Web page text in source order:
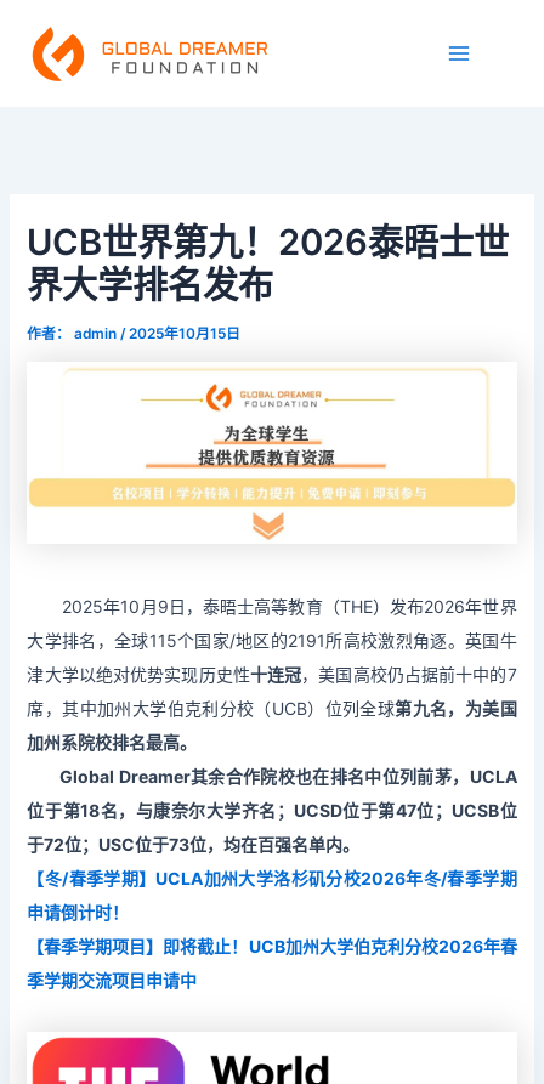
Menu
UCB世界第九！2026泰晤士世
界大学排名发布
作者： admin/2025年10月15日
2025年10月9日，泰晤士高等教育（THE）发布2026年世界
大学排名，全球115个国家/地区的2191所高校激烈角逐。英国牛
津大学以绝对优势实现历史性十连冠，美国高校仍占据前十中的7
席，其中加州大学伯克利分校（UCB）位列全球第九名，为美国
加州系院校排名最高。
Global Dreamer其余合作院校也在排名中位列前茅，UCLA
位于第18名，与康奈尔大学齐名；UCSD位于第47位；UCSB位
于72位；USC位于73位，均在百强名单内。
【冬/春季学期】UCLA加州大学洛杉矶分校2026年冬/春季学期
申请倒计时！
【春季学期项目】即将截止！UCB加州大学伯克利分校2026年春
季学期交流项目申请中